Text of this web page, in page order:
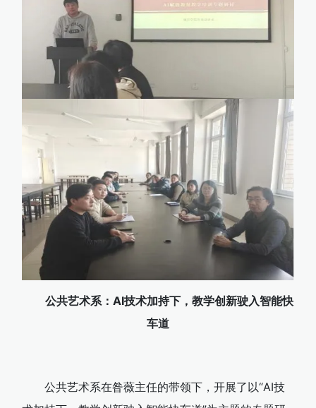
公共艺术系：AI技术加持下，教学创新驶入智能快
车道
公共艺术系在昝薇主任的带领下，开展了以“AI技